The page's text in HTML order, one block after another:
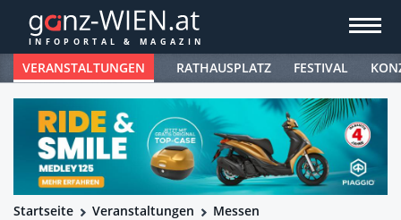
VERANSTALTUNGEN RATHAUSPLATZ FESTIVAL
Startseite Veranstaltungen Messen